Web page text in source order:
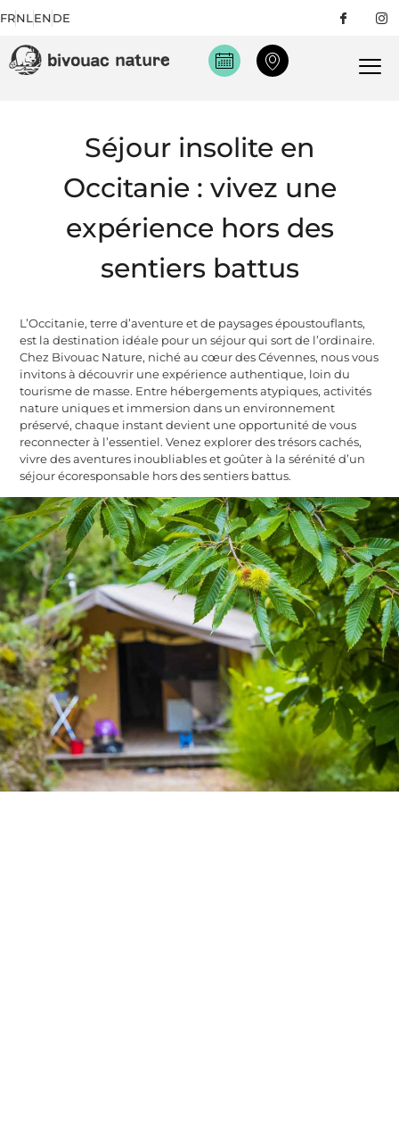
FRNLENDE
Séjour insolite en
Occitanie : vivez une
expérience hors des
sentiers battus
L’Occitanie, terre d’aventure et de paysages époustouflants,
est la destination idéale pour un séjour qui sort de l’ordinaire.
Chez Bivouac Nature, niché au cœur des Cévennes, nous vous
invitons à découvrir une expérience authentique, loin du
tourisme de masse. Entre hébergements atypiques, activités
nature uniques et immersion dans un environnement
préservé, chaque instant devient une opportunité de vous
reconnecter à l’essentiel. Venez explorer des trésors cachés,
vivre des aventures inoubliables et goûter à la sérénité d’un
séjour écoresponsable hors des sentiers battus.